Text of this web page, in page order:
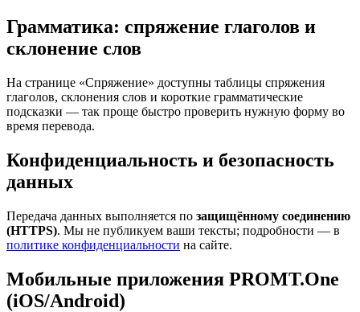
Грамматика: спряжение глаголов и
склонение слов
На странице «Спряжение» доступны таблицы спряжения
глаголов, склонения слов и короткие грамматические
подсказки — так проще быстро проверить нужную форму во
время перевода.
Конфиденциальность и безопасность
данных
Передача данных выполняется по защищённому соединению
(HTTPS). Мы не публикуем ваши тексты; подробности — в
политике конфиденциальности на сайте.
Мобильные приложения PROMT.One
(iOS/Android)